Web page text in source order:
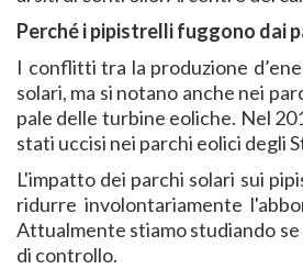
Perché i pipistrelli fuggono dai
I conflitti tra la produzione
solari, ma si notano anche nei
pale delle turbine eoliche. Nel
stati uccisi nei parchi eolici degli
L'impatto dei parchi solari sui
ridurre involontariamente
Attualmente stiamo studiando
di controllo.